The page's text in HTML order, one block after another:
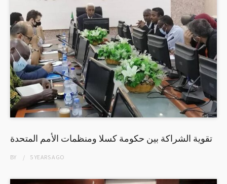
تقوية الشراكة بين حكومة كسلا ومنظمات الأمم المتحدة
BY 5 YEARSAGO